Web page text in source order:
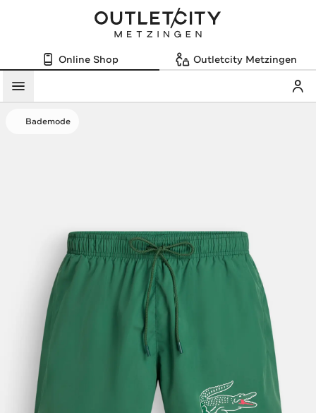
Online Shop Outletcity Metzingen
Menü
Bademode